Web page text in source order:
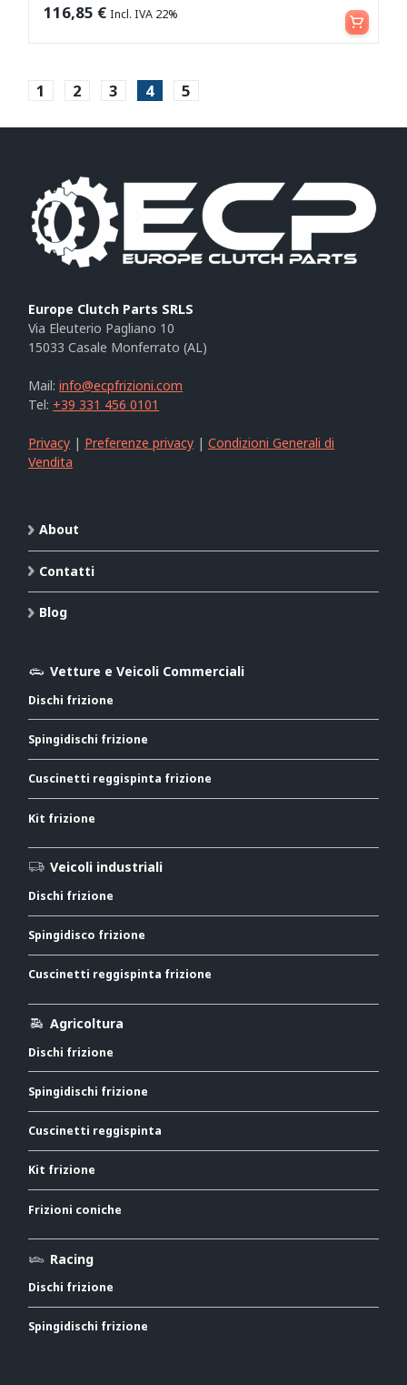
116,85 € Incl. IVA 22% Leggi tutto
1 2 3 4 5
Europe Clutch Parts SRLS
Via Eleuterio Pagliano 10
15033 Casale Monferrato (AL)
Mail:info@ecpfrizioni.com
Tel: +39 331 456 0101
Privacy | Preferenze privacy |Condizioni Generali di
Vendita
About
Contatti
Blog
Vetture e Veicoli Commerciali
Dischi frizione
Spingidischi frizione
Cuscinetti reggispinta frizione
Kit frizione
Veicoli industriali
Dischi frizione
Spingidisco frizione
Cuscinetti reggispinta frizione
Agricoltura
Dischi frizione
Spingidischi frizione
Cuscinetti reggispinta
Kit frizione
Frizioni coniche
Racing
Dischi frizione
Spingidischi frizione